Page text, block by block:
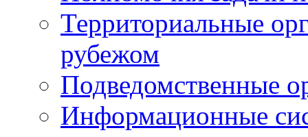
Территориальные
рубежом
Подведомственные
Информационные